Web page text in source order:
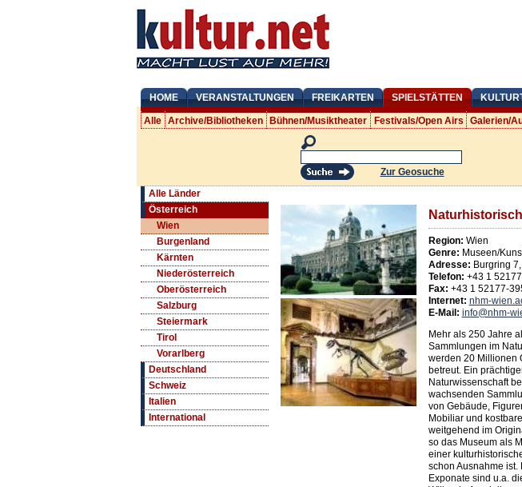
HOME VERANSTALTUNGEN FREIKARTEN SPIELSTÄTTEN
Alle Archive/Bibliotheken Bühnen/Musiktheater Festivals/Open Airs Galerien/
Zur Geosuche
Alle Länder
Österreich
Wien
Burgenland
Kärnten
Niederösterreich
Oberösterreich
Salzburg
Steiermark
Tirol
Vorarlberg
Deutschland
Schweiz
Italien
International
Region: Wien
Genre: Museen/
Adresse: Burgring 7,
Telefon: +43 1
Fax: +43 1 52177-
Internet: nhm-
E-Mail: info@nhm-
Mehr als 250 Jahre
Sammlungen im
werden 20 Millionen
betreut. Ein
Naturwissenschaft
wachsenden
von Gebäude,
Mobiliar und
weitgehend im
so das Museum als
einer
schon Ausnahme
Exponate sind u.a.